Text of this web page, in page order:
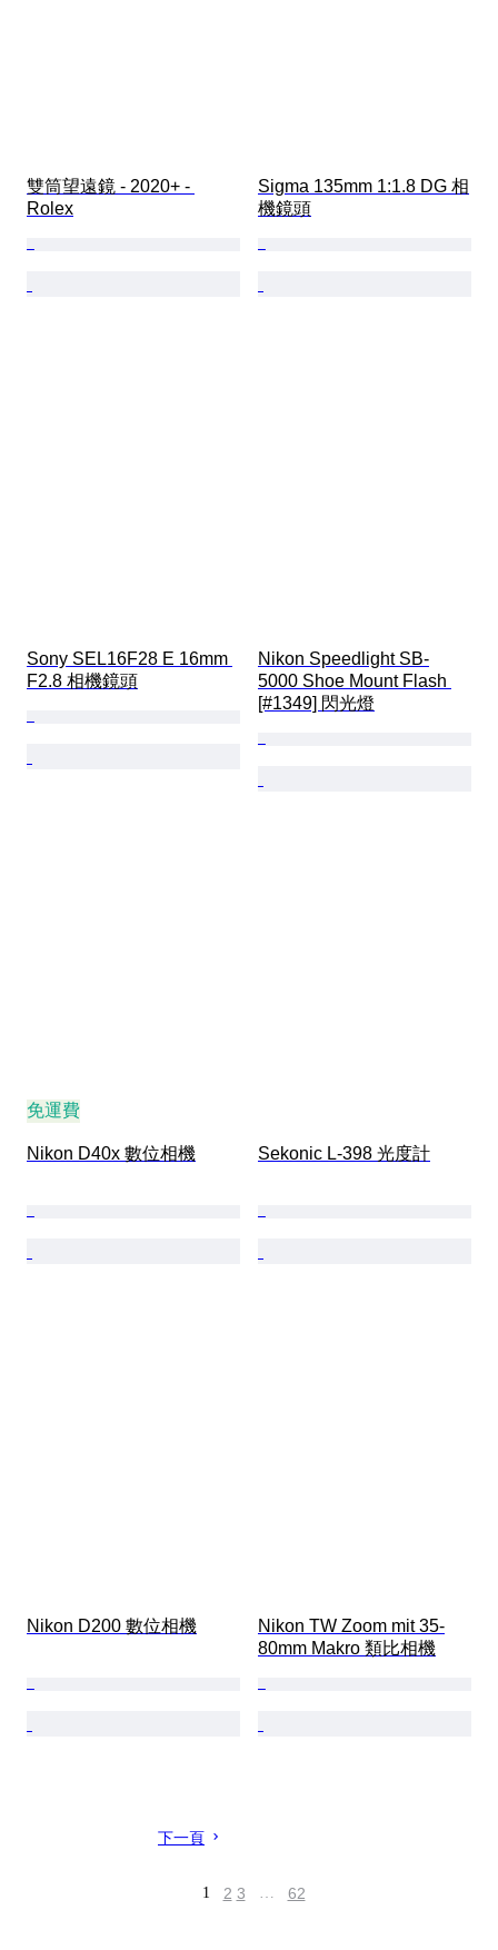
雙筒望遠鏡 - 2020+ -
Rolex
Sigma 135mm 1:1.8 DG 相
機鏡頭
Sony SEL16F28 E 16mm
F2.8 相機鏡頭
Nikon Speedlight SB-
5000 Shoe Mount Flash
[#1349] 閃光燈
免運費
Nikon D40x 數位相機 Sekonic L-398 光度計
Nikon D200 數位相機
Nikon TW Zoom mit 35-
80mm Makro 類比相機
下一頁
1 2 3 … 62